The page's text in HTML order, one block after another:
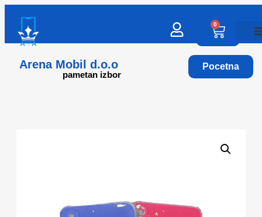
Arena Mobil d.o.o
pametan izbor
0
Pocetna